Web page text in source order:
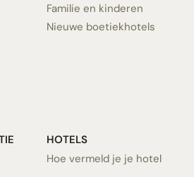
Familie en kinderen
Nieuwe boetiekhotels
HOTELS
Hoe vermeld je je hotel